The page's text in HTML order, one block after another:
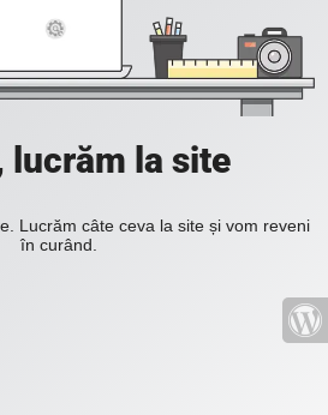
lucrăm la site
Lucrăm câte ceva la site și vom reveni
în curând.